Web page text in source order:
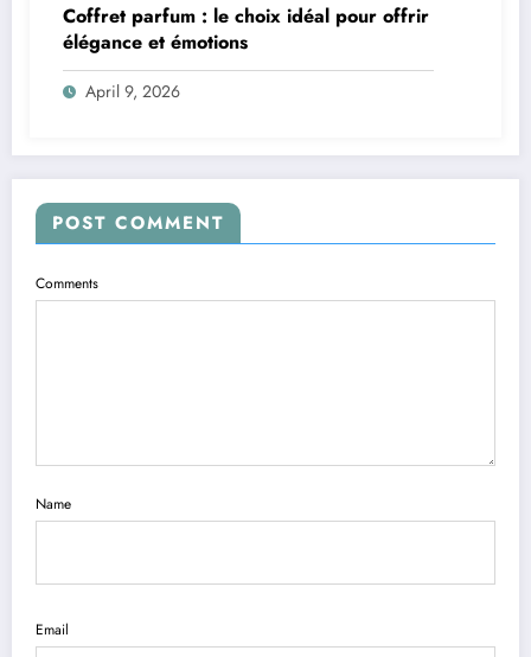
Coffret parfum : le choix idéal pour offrir
élégance et émotions
April 9, 2026
POST COMMENT
Comments
Name
Email